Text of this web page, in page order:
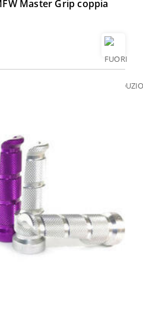
Master Grip coppia